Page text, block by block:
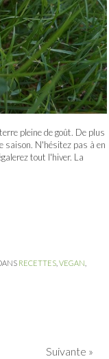
pleine de goût. De plus
saison. N'hésitez pas à en
tout l'hiver. La
RECETTES VEGAN
Suivante